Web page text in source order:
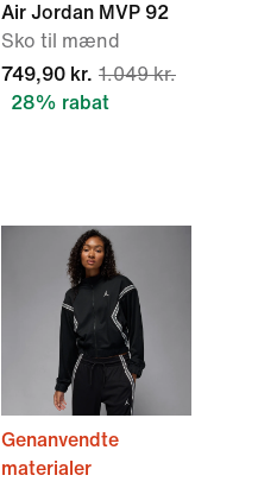
Air Jordan MVP 92
Sko til mænd
749,90 kr. 1.049 kr.
28% rabat
Genanvendte
materialer